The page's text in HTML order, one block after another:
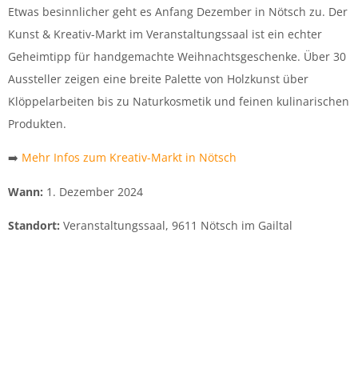
Etwas besinnlicher geht es Anfang Dezember in Nötsch zu. Der
Kunst & Kreativ-Markt im Veranstaltungssaal ist ein echter
Geheimtipp für handgemachte Weihnachtsgeschenke. Über 30
Aussteller zeigen eine breite Palette von Holzkunst über
Klöppelarbeiten bis zu Naturkosmetik und feinen kulinarischen
Produkten.
➡️ Mehr Infos zum Kreativ-Markt in Nötsch
Wann: 1. Dezember 2024
Standort: Veranstaltungssaal, 9611 Nötsch im Gailtal